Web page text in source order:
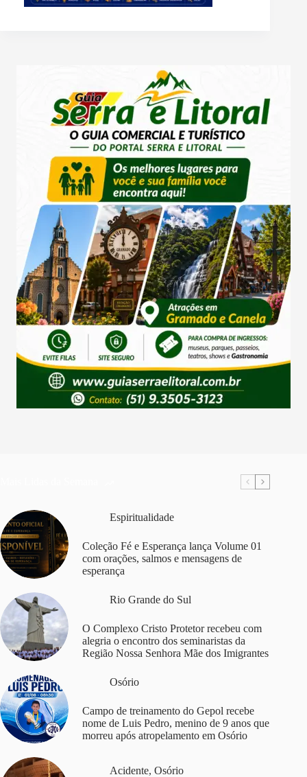
Espiritualidade
Coleção Fé e Esperança lança Volume 01
com orações, salmos e mensagens de
esperança
Rio Grande do Sul
O Complexo Cristo Protetor recebeu com
alegria o encontro dos seminaristas da
Região Nossa Senhora Mãe dos Imigrantes
Osório
Campo de treinamento do Gepol recebe
nome de Luis Pedro, menino de 9 anos que
morreu após atropelamento em Osório
Acidente, Osório